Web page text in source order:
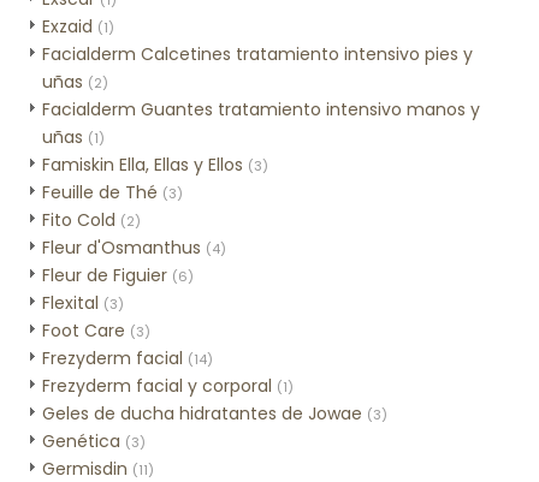
Exzaid (1)
Facialderm Calcetines tratamiento intensivo pies y
uñas (2)
Facialderm Guantes tratamiento intensivo manos y
uñas (1)
Famiskin Ella, Ellas y Ellos (3)
Feuille de Thé (3)
Fito Cold (2)
Fleur d'Osmanthus (4)
Fleur de Figuier (6)
Flexital (3)
Foot Care (3)
Frezyderm facial (14)
Frezyderm facial y corporal (1)
Geles de ducha hidratantes de Jowae (3)
Genética (3)
Germisdin (11)